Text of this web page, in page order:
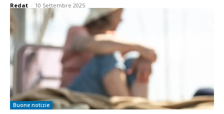
Redat - 10 Settembre 2025
Buone notizie